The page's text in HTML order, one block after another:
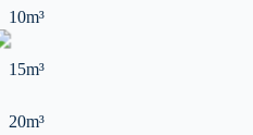
10m³
15m³
20m³